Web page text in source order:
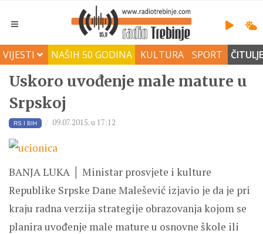
VIJESTI NAŠIH 50 GODINA KULTURA SPORT ČITULJE
Uskoro uvođenje male mature u
Srpskoj
RS I BIH 09.07.2015. u 17:12
BANJA LUKA │ Ministar prosvjete i kulture
Republike Srpske Dane Malešević izjavio je da je pri
kraju radna verzija strategije obrazovanja kojom se
planira uvođenje male mature u osnovne škole ili